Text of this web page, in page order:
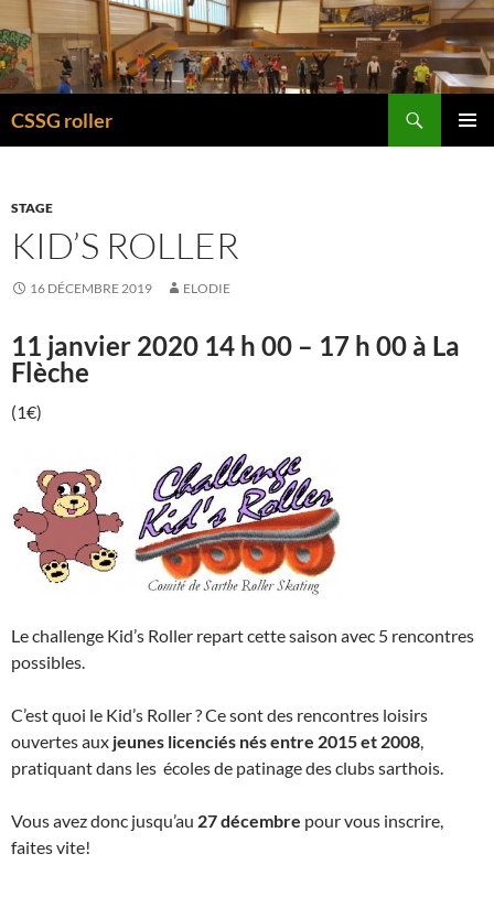
CSSG roller
STAGE
KID’S ROLLER
16 DÉCEMBRE 2019 ELODIE
11 janvier 2020 14 h 00 – 17 h 00 à La
Flèche
(1€)
Le challenge Kid’s Roller repart cette saison avec 5 rencontres
possibles.
C’est quoi le Kid’s Roller ? Ce sont des rencontres loisirs
ouvertes aux jeunes licenciés nés entre 2015 et 2008,
pratiquant dans les écoles de patinage des clubs sarthois.
Vous avez donc jusqu’au 27 décembre pour vous inscrire,
faites vite!